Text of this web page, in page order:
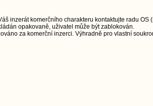
inzerát komerčního charakteru kontaktujte radu OS
opakovaně, uživatel může být zablokován.
za komerční inzerci. Výhradně pro vlastní